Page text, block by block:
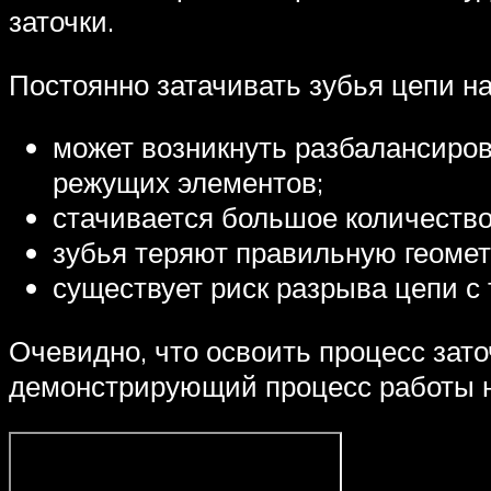
заточки.
Постоянно затачивать зубья цепи
может возникнуть
режущих элементов;
стачивается большое
зубья теряют правильную
существует риск разрыва цепи
Очевидно, что освоить процесс
демонстрирующий процесс работы